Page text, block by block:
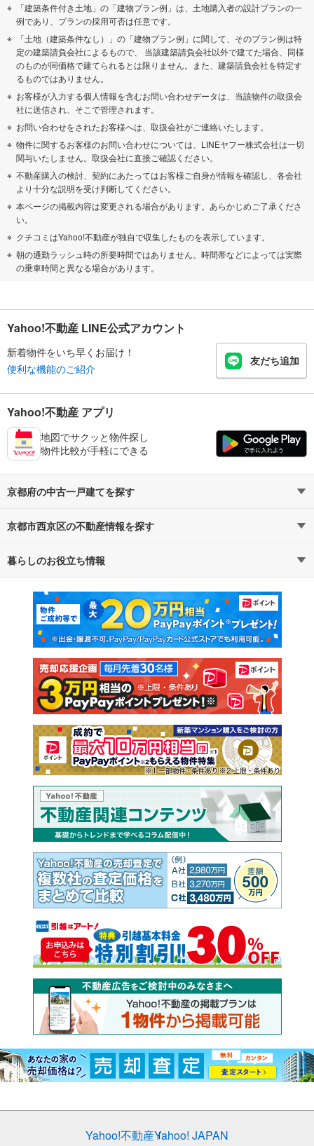
「建築条件付き土地」の「建物プラン例」は、土地購入者の設計プランの一
例であり、プランの採用可否は任意です。
「土地（建築条件なし）」の「建物プラン例」に関して、そのプラン例は特
定の建築請負会社によるもので、 当該建築請負会社以外で建てた場合、同様
のものが同価格で建てられるとは限りません。また、建築請負会社を特定す
るものではありません。
お客様が入力する個人情報を含むお問い合わせデータは、当該物件の取扱会
社に送信され、そこで管理されます。
お問い合わせをされたお客様へは、取扱会社がご連絡いたします。
物件に関するお客様のお問い合わせについては、LINEヤフー株式会社は一切
関与いたしません。取扱会社に直接ご確認ください。
不動産購入の検討、契約にあたってはお客様ご自身が情報を確認し、各会社
より十分な説明を受け判断してください。
本ページの掲載内容は変更される場合があります。あらかじめご了承くださ
い。
クチコミはYahoo!不動産が独自で収集したものを表示しています。
朝の通勤ラッシュ時の所要時間ではありません。時間帯などによっては実際
の乗車時間と異なる場合があります。
Yahoo!不動産 LINE公式アカウント
新着物件をいち早くお届け！
便利な機能のご紹介
友だち追加
Yahoo!不動産 アプリ
地図でサクッと物件探し
物件比較が手軽にできる
京都府の中古一戸建てを探す
路線・駅から探す
通勤・通学時間から探す
京都市西京区の不動産情報を探す
不動産・住宅
新築マンション 中古マンション
新築一戸建て 中古一戸建て
注文住宅 土地
売却査定
暮らしのお役立ち情報
マンションカタログ 教えて！住まいの先生
Yahoo!不動産Yahoo! JAPAN